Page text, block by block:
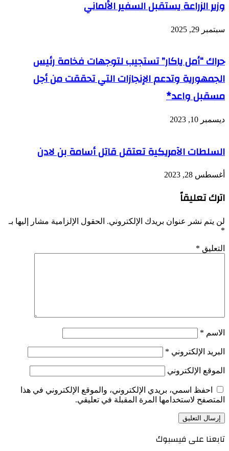
وزير الزراعة يستقبل السفير الألماني
سبتمبر 29, 2025
حراك “أمل ياكار” تستجيب لتوجهات فخامة رئيس
الجمهورية وتدعم الإنجازات التي تحققت من أجل
مسقبل واعد*
ديسمبر 10, 2023
السلطات الآمريكية تعتقل قاتل أسامة بن لادن
أغسطس 28, 2023
اترك تعليقاً
لن يتم نشر عنوان بريدك الإلكتروني. الحقول الإلزامية مشار إليها بـ
*
التعليق *
الاسم *
البريد الإلكتروني *
الموقع الإلكتروني
احفظ اسمي، بريدي الإلكتروني، والموقع الإلكتروني في هذا
المتصفح لاستخدامها المرة المقبلة في تعليقي.
تابعنا على فيسبوك